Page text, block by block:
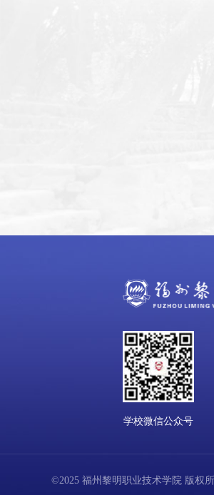
学校微信公众号
©2025 福州黎明职业技术学院 版权